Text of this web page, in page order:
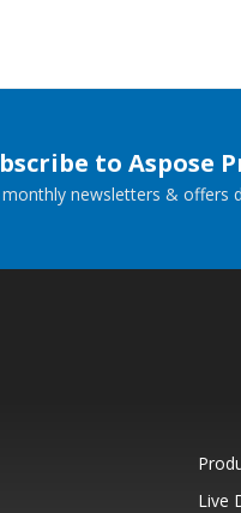
to Aspose
newsletters & offers
Live